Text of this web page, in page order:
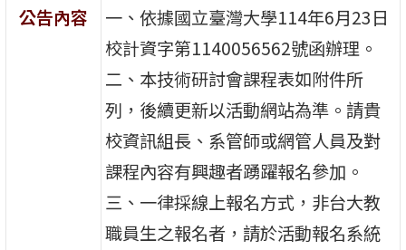
公告內容
一、依據國立臺灣大學114年6月23日
校計資字第1140056562號函辦理。
二、本技術研討會課程表如附件所
列，後續更新以活動網站為準。請貴
校資訊組長、系管師或網管人員及對
課程內容有興趣者踴躍報名參加。
三、一律採線上報名方式，非台大教
職員生之報名者，請於活動報名系統